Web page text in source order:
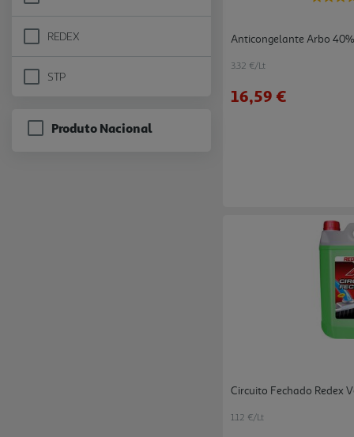
REDEX
Refine by Marca: REDEX
STP
Refine by Marca: STP
Produto Nacional
Anticongelante Arbo
3.32 €/Lt
16,59 €
Circuito Fechado Redex
1.12 €/Lt